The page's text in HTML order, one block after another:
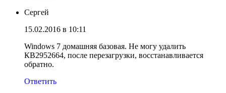
Сергей
15.02.2016 в 10:11
Windows 7 домашняя базовая. Не могу удалить
КВ2952664, после перезагрузки, восстанавливается
обратно.
Ответить